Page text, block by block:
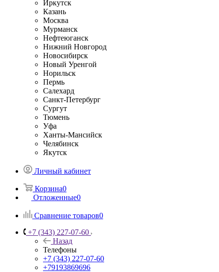
Иркутск
Казань
Москва
Мурманск
Нефтеюганск
Нижний Новгород
Новосибирск
Новый Уренгой
Норильск
Пермь
Салехард
Санкт-Петербург
Сургут
Тюмень
Уфа
Ханты-Мансийск
Челябинск
Якутск
Личный кабинет
Корзина0
Отложенные0
Сравнение товаров0
+7 (343) 227-07-60
Назад
Телефоны
+7 (343) 227-07-60
+79193869696